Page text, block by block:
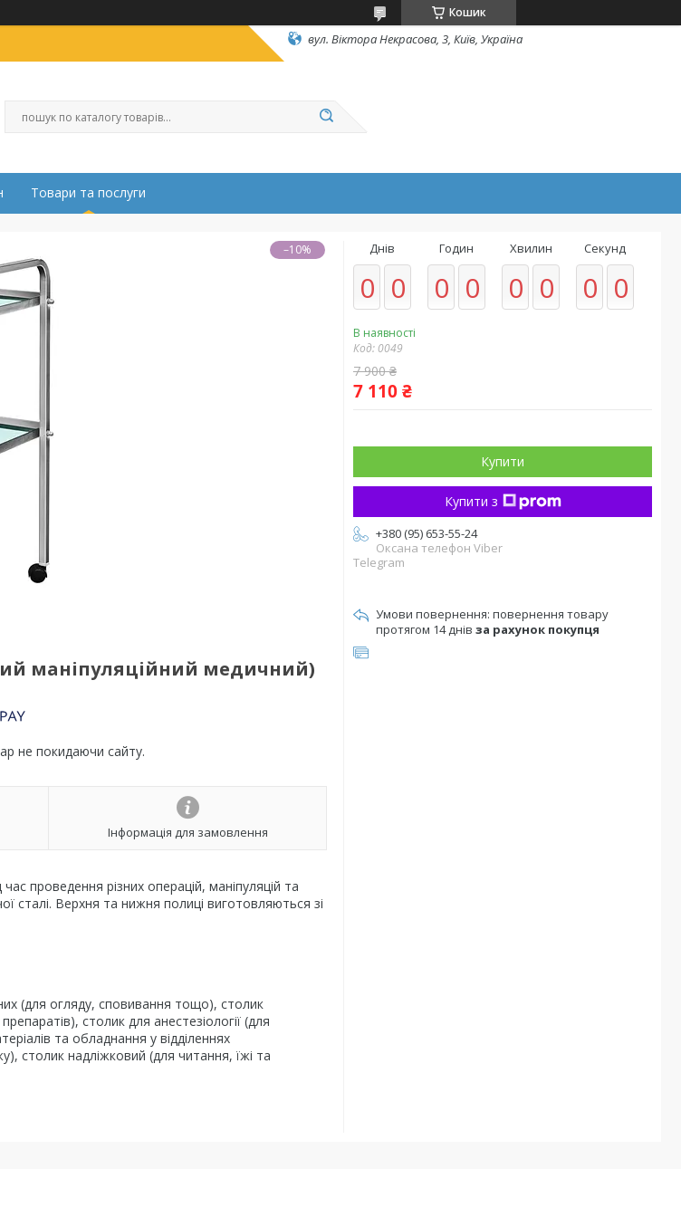
Кошик
вул. Вiктора Некрасова, 3, Київ, Україна
Товари та послуги
–10%
маніпуляційний медичний)
не покидаючи сайту.
Інформація для замовлення
проведення різних операцій, маніпуляцій та
сталі. Верхня та нижня полиці виготовляються зі
(для огляду, сповивання тощо), столик
столик для анестезіології (для
та обладнання у відділеннях
столик надліжковий (для читання, їжі та
Днів
0 0
Годин
0 0
Хвилин
0 0
Секунд
0 0
В наявності
Код: 0049
7 900 ₴
7 110 ₴
Купити
Купити з
+380 (95) 653-55-24
Оксана телефон Viber
Telegram
повернення товару
протягом 14 днів за рахунок покупця